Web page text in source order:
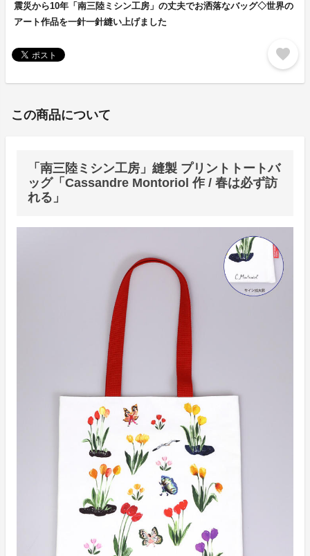
震災から10年「南三陸ミシン工房」の丈夫でお洒落なバッグ◇世界の
アート作品を一針一針縫い上げました
favorite
この商品について
「南三陸ミシン工房」縫製 プリントトートバ
ッグ「Cassandre Montoriol 作 / 春は必ず訪
れる」